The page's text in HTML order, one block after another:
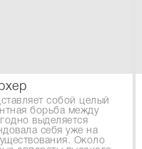
собой целый
борьба между
выделяется
себя уже на
Около